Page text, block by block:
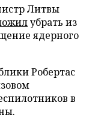
Литвы
убрать из
ядерного
Робертас
в